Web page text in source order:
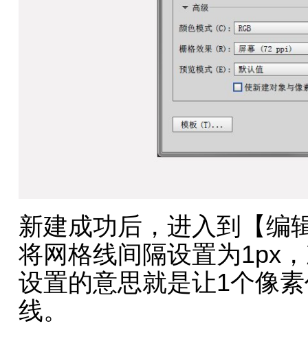
新建成功后，进入到【编
将网格线间隔设置为1px
设置的意思就是让1个像
线。